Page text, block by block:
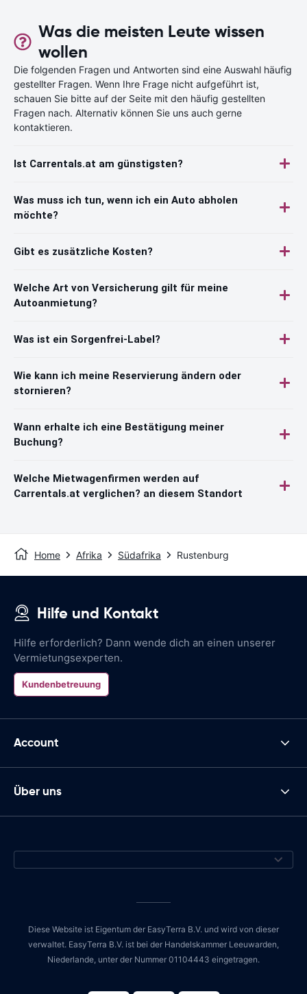
Was die meisten Leute wissen
wollen
Die folgenden Fragen und Antworten sind eine Auswahl häufig
gestellter Fragen. Wenn Ihre Frage nicht aufgeführt ist,
schauen Sie bitte auf der Seite mit den häufig gestellten
Fragen nach. Alternativ können Sie uns auch gerne
kontaktieren.
Ist Carrentals.at am günstigsten?
Was muss ich tun, wenn ich ein Auto abholen
möchte?
Gibt es zusätzliche Kosten?
Welche Art von Versicherung gilt für meine
Autoanmietung?
Was ist ein Sorgenfrei-Label?
Wie kann ich meine Reservierung ändern oder
stornieren?
Wann erhalte ich eine Bestätigung meiner
Buchung?
Welche Mietwagenfirmen werden auf
Carrentals.at verglichen? an diesem Standort
Home Afrika Südafrika Rustenburg
Hilfe und Kontakt
Hilfe erforderlich? Dann wende dich an einen unserer
Vermietungsexperten.
Kundenbetreuung
Account
Über uns
Diese Website ist Eigentum der EasyTerra B.V. und wird von dieser
verwaltet. EasyTerra B.V. ist bei der Handelskammer Leeuwarden,
Niederlande, unter der Nummer 01104443 eingetragen.